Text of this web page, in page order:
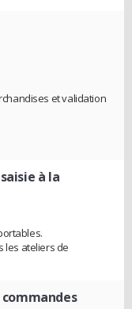
et validation
à la
les ateliers de